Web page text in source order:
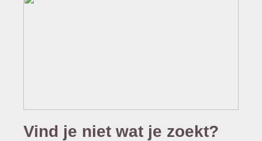
Vind je niet wat je zoekt?